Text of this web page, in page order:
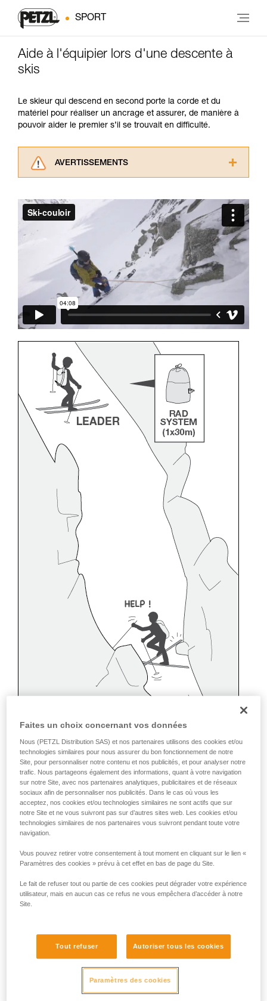
SPORT
Aide à l'équipier lors d'une descente à
skis
Le skieur qui descend en second porte la corde et du
matériel pour réaliser un ancrage et assurer, de manière à
pouvoir aider le premier s’il se trouvait en difficulté.
AVERTISSEMENTS
consulter. Vous devez avoir compris les
informations de la notice technique pour
pouvoir comprendre ce complément
d’informations.
Maîtriser ces techniques nécessite une
formation et un entraînement spécifique. Validez
avec un professionnel votre capacité à refaire
la manipulation, seul, en toute sécurité, avant
de la reproduire en autonomie.
Nous donnons des exemples de techniques
liées à votre activité. Il peut en exister d’autres
que nous ne décrivons pas ici.
Assurage sur ancrage réalisé dans la
neige
Si aucun ancrage naturel n'est disponible (becquet, arbre...),
réalisez un corps-mort sur votre piolet. Une fois longé vous
premier se connecte facilement.
L'assureur est longé sur l'ancrage et reste bien en tension
pour limiter la possibilité de chocs (pensez à la CONNECT
ADJUST pour cet usage). L'assureur est bien calé sur ses
appuis, éventuellement en taillant une plateforme dans la
Faites un choix concernant vos données
Nous (PETZL Distribution SAS) et nos partenaires utilisons des cookies et/ou
technologies similaires pour nous assurer du bon fonctionnement de notre
Site, pour personnaliser notre contenu et nos publicités, et pour analyser notre
trafic. Nous partageons également des informations, quant à votre navigation
sur notre Site, avec nos partenaires analytiques, publicitaires et de réseaux
sociaux afin de personnaliser nos publicités. Dans le cas où vous les
acceptez, nos cookies et/ou technologies similaires ne sont actifs que sur
notre Site et ne vous suivront pas sur d’autres sites web. Les cookies et/ou
technologies similaires de nos partenaires vous suivront pendant toute votre
navigation.
Vous pouvez retirer votre consentement à tout moment en cliquant sur le lien «
Paramètres des cookies » prévu à cet effet en bas de page du Site.
Le fait de refuser tout ou partie de ces cookies peut dégrader votre expérience
utilisateur, mais en aucun cas ce refus ne vous empêchera d’accéder à notre
Site.
Tout refuser Autoriser tous les cookies
Paramètres des cookies